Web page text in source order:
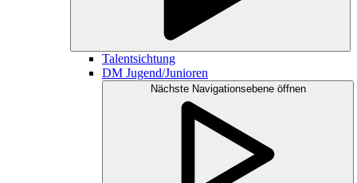
Talentsichtung
DM Jugend/Junioren
Nächste Navigationsebene öffnen